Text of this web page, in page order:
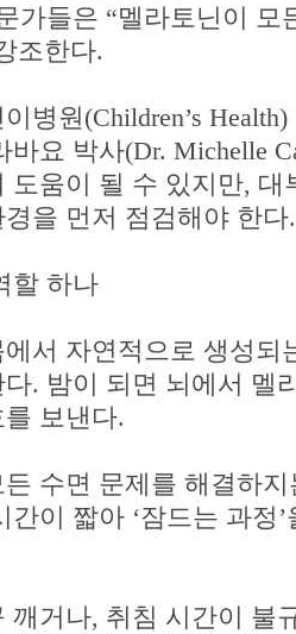
가들은 “멜라토닌이 모
조한다.
병원(Children’s
요 박사(Dr. Michelle
도움이 될 수 있지만, 대
을 먼저 점검해야 한다
할 하나
서 자연적으로 생성되
. 밤이 되면 뇌에서 멜
보낸다.
수면 문제를 해결하
이 짧아 ‘잠드는 과정
깨거나, 취침 시간이 불